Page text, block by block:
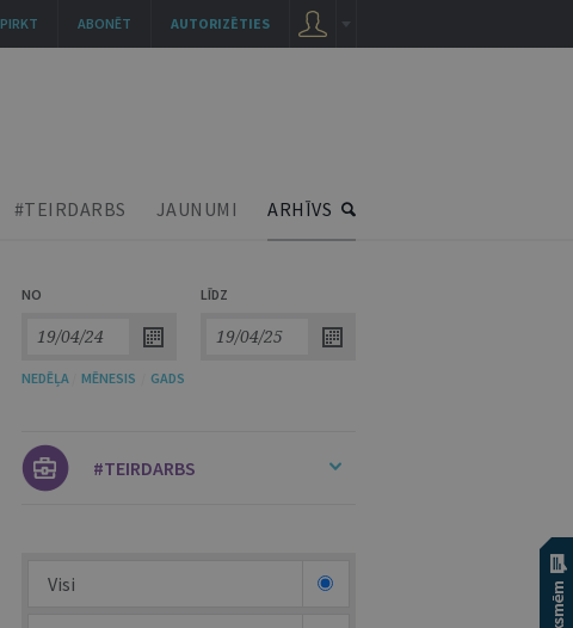
#TEIRDARBS JAUNUMI ARHĪVS
NO LĪDZ
NEDĒĻA MĒNESIS GADS
#TEIRDARBS
Visi
AUTORIZĒTIES
ABONĒT
PIRKT